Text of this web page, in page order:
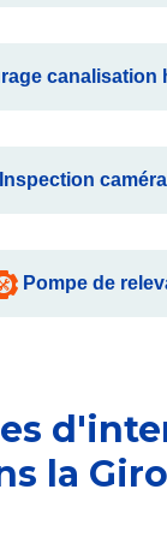
canalisation
Inspection
Pompe de
la